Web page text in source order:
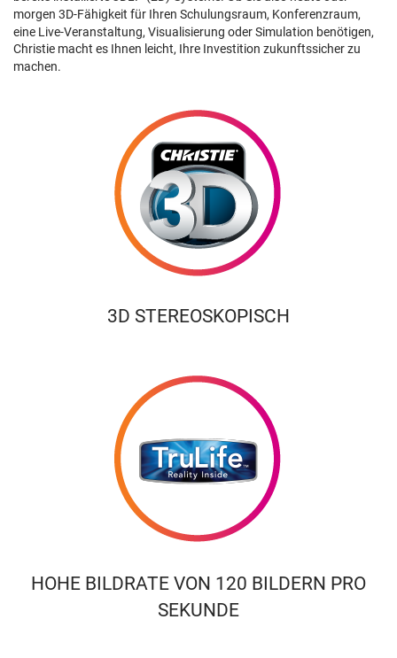
morgen 3D-Fähigkeit für Ihren Schulungsraum, Konferenzraum,
eine Live-Veranstaltung, Visualisierung oder Simulation benötigen,
Christie macht es Ihnen leicht, Ihre Investition zukunftssicher zu
machen.
3D STEREOSKOPISCH
HOHE BILDRATE VON 120 BILDERN PRO
SEKUNDE